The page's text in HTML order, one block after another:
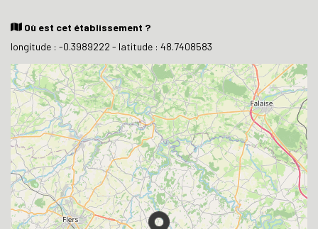
Où est cet établissement ?
longitude : -0.3989222 - latitude : 48.7408583